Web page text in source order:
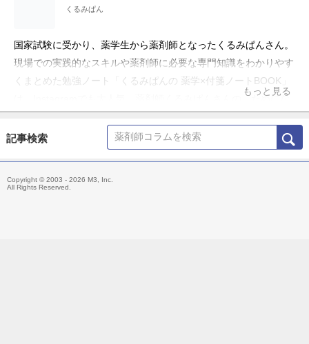
くまとめた勉強ノート「くるみぱんの 薬学×付箋ノートBOOK」
る勉強ノートをご紹介します。
記事検索
Copyright © 2003 - 2026 M3, Inc.